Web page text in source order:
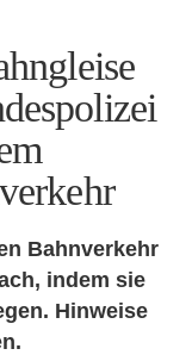
Bahnverkehr
indem sie
Hinweise